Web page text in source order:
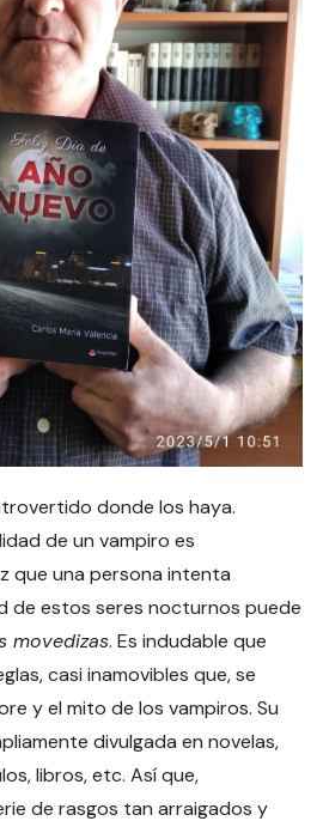
donde los haya.
de un vampiro es
que una persona intenta
de estos seres nocturnos puede
movedizas. Es indudable que
casi inamovibles que, se
y el mito de los vampiros. Su
divulgada en novelas,
libros, etc. Así que,
de rasgos tan arraigados y